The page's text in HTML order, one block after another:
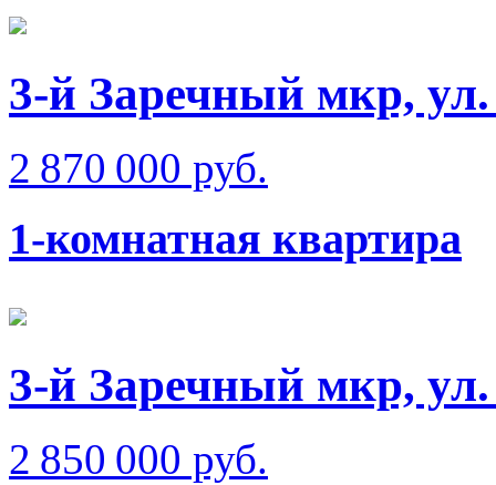
3-й Заречный мкр,
2 870 000 руб.
1-комнатная квартира
3-й Заречный мкр,
2 850 000 руб.